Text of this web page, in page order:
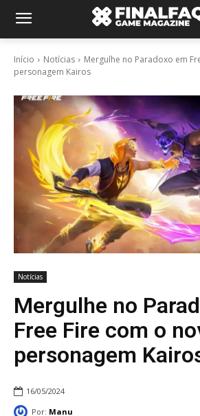
Início Notícias
Mergulhe no Paradoxo em
personagem Kairos
Notícias
Mergulhe no
Free Fire com o
personagem
16/05/2024
Por: Manu